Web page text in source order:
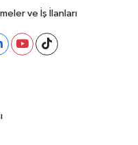
ve İş İlanları